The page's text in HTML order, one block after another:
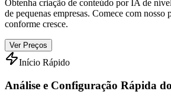
Obtenha criação de conteúdo por IA de
de pequenas empresas. Comece com nosso
conforme cresce.
Ver Preços
Início Rápido
Análise e Configuração Rápida